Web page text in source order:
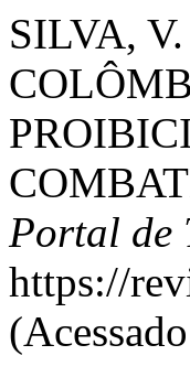
SILVA,
Portal de
https://